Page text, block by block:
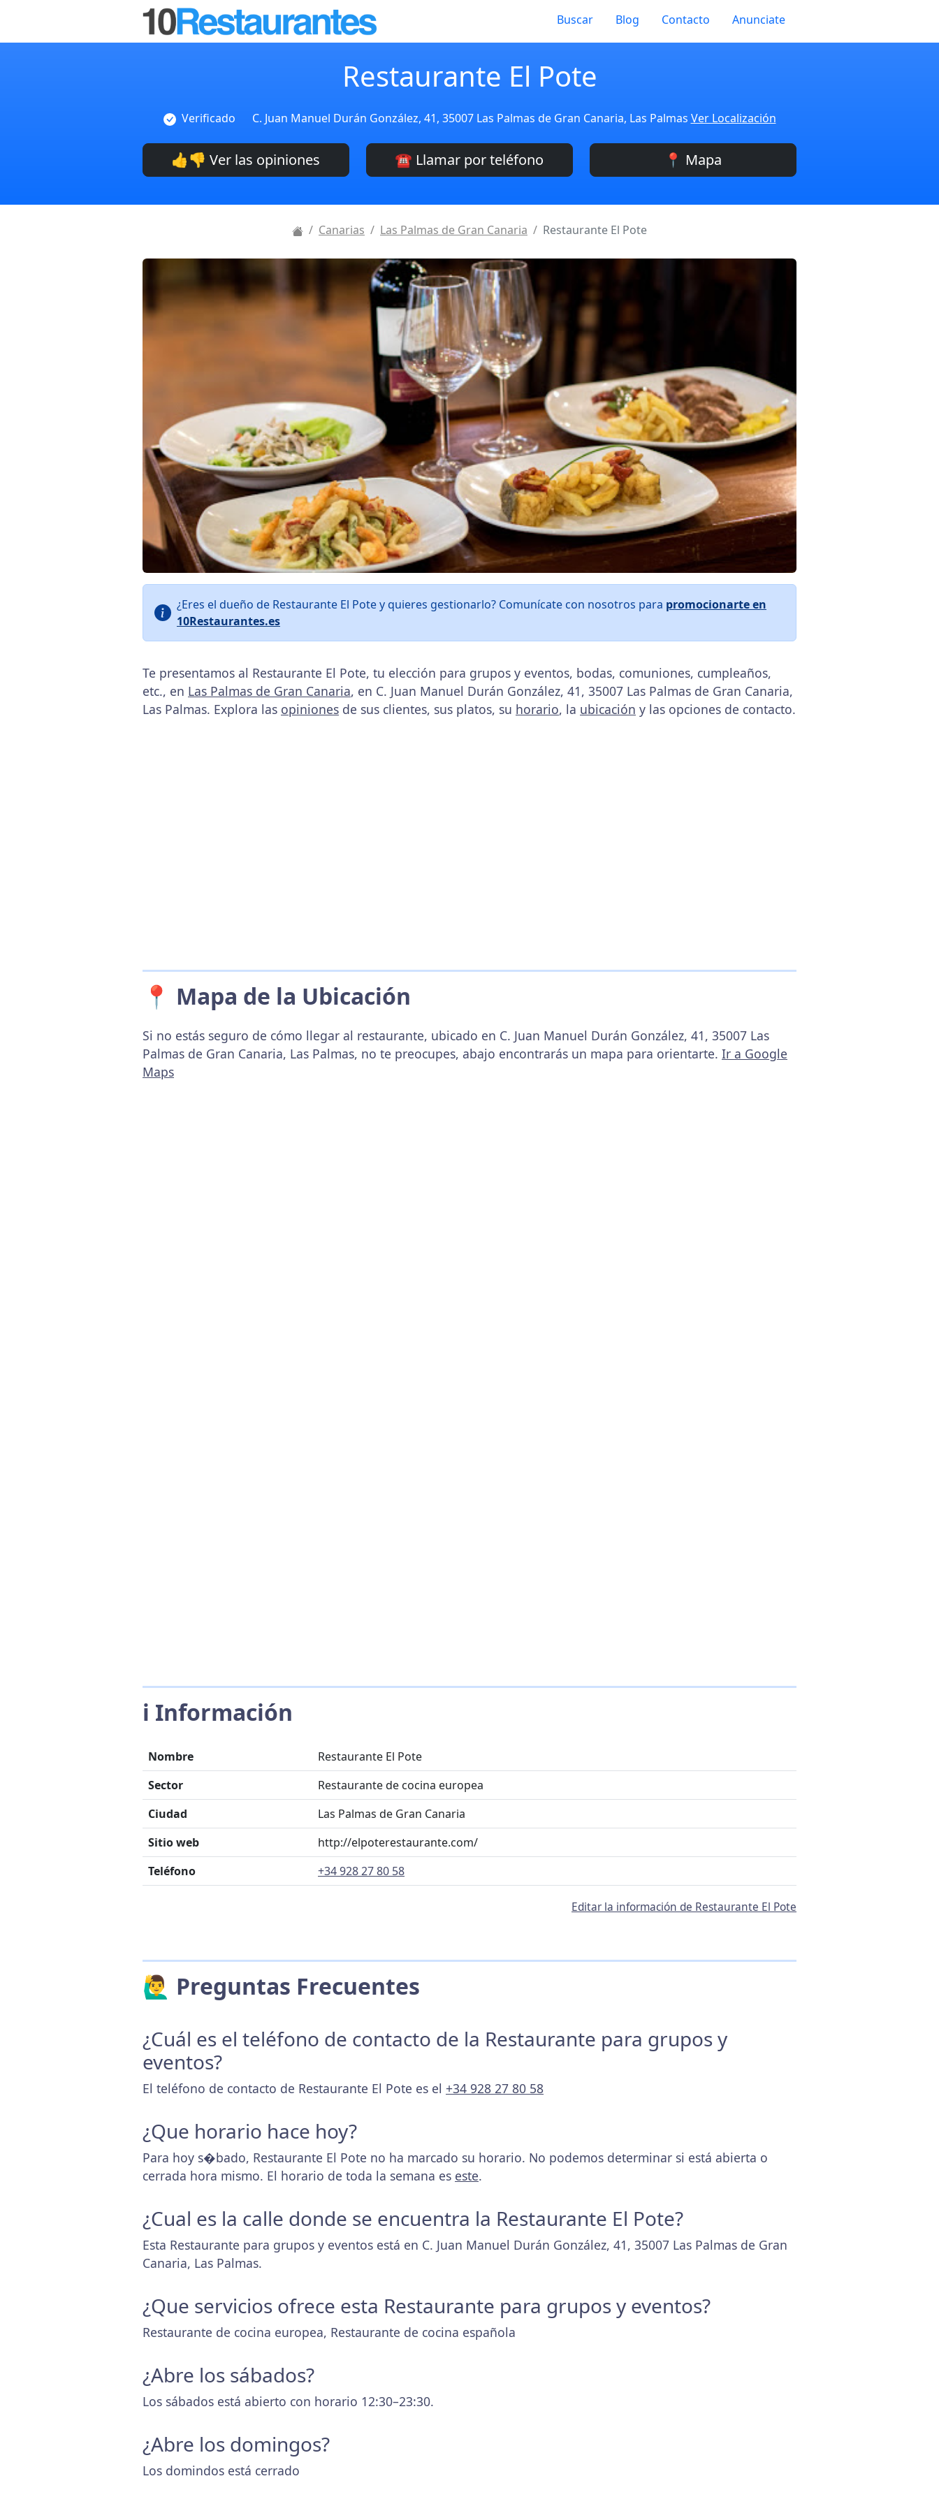
Buscar Blog Contacto Anunciate
Restaurante El Pote
Verificado C. Juan Manuel Durán González, 41, 35007 Las Palmas de Gran Canaria, Las Palmas Ver Localización
👍👎 Ver las opiniones ☎️ Llamar por teléfono 📍 Mapa
Canarias Las Palmas de Gran Canaria Restaurante El Pote
¿Eres el dueño de Restaurante El Pote y quieres gestionarlo? Comunícate con nosotros para promocionarte en
10Restaurantes.es
Te presentamos al Restaurante El Pote, tu elección para grupos y eventos, bodas, comuniones, cumpleaños,
etc., en Las Palmas de Gran Canaria, en C. Juan Manuel Durán González, 41, 35007 Las Palmas de Gran Canaria,
Las Palmas. Explora las opiniones de sus clientes, sus platos, su horario, la ubicación y las opciones de contacto.
📍 Mapa de la Ubicación
Si no estás seguro de cómo llegar al restaurante, ubicado en C. Juan Manuel Durán González, 41, 35007 Las
Palmas de Gran Canaria, Las Palmas, no te preocupes, abajo encontrarás un mapa para orientarte. Ir a Google
Maps
ℹ️ Información
Nombre
Restaurante El Pote
Sector
Restaurante de cocina europea
Ciudad
Las Palmas de Gran Canaria
Sitio web
http://elpoterestaurante.com/
Teléfono
+34 928 27 80 58
Editar la información de Restaurante El Pote
🙋‍♂️ Preguntas Frecuentes
¿Cuál es el teléfono de contacto de la Restaurante para grupos y
eventos?
El teléfono de contacto de Restaurante El Pote es el +34 928 27 80 58
¿Que horario hace hoy?
Para hoy s�bado, Restaurante El Pote no ha marcado su horario. No podemos determinar si está abierta o
cerrada hora mismo. El horario de toda la semana es este.
¿Cual es la calle donde se encuentra la Restaurante El Pote?
Esta Restaurante para grupos y eventos está en C. Juan Manuel Durán González, 41, 35007 Las Palmas de Gran
Canaria, Las Palmas.
¿Que servicios ofrece esta Restaurante para grupos y eventos?
Restaurante de cocina europea, Restaurante de cocina española
¿Abre los sábados?
Los sábados está abierto con horario 12:30–23:30.
¿Abre los domingos?
Los domindos está cerrado